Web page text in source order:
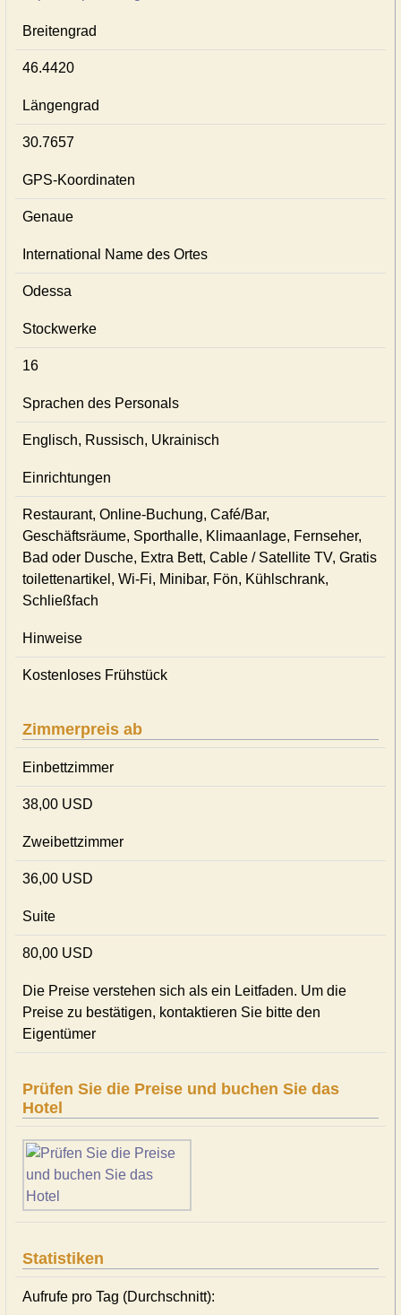
Breitengrad
46.4420
Längengrad
30.7657
GPS-Koordinaten
Genaue
International Name des Ortes
Odessa
Stockwerke
16
Sprachen des Personals
Englisch, Russisch, Ukrainisch
Einrichtungen
Restaurant, Online-Buchung, Café/Bar,
Geschäftsräume, Sporthalle, Klimaanlage, Fernseher,
Bad oder Dusche, Extra Bett, Cable / Satellite TV, Gratis
toilettenartikel, Wi-Fi, Minibar, Fön, Kühlschrank,
Schließfach
Hinweise
Kostenloses Frühstück
Zimmerpreis ab
Einbettzimmer
38,00 USD
Zweibettzimmer
36,00 USD
Suite
80,00 USD
Die Preise verstehen sich als ein Leitfaden. Um die
Preise zu bestätigen, kontaktieren Sie bitte den
Eigentümer
Prüfen Sie die Preise und buchen Sie das
Hotel
Statistiken
Aufrufe pro Tag (Durchschnitt):